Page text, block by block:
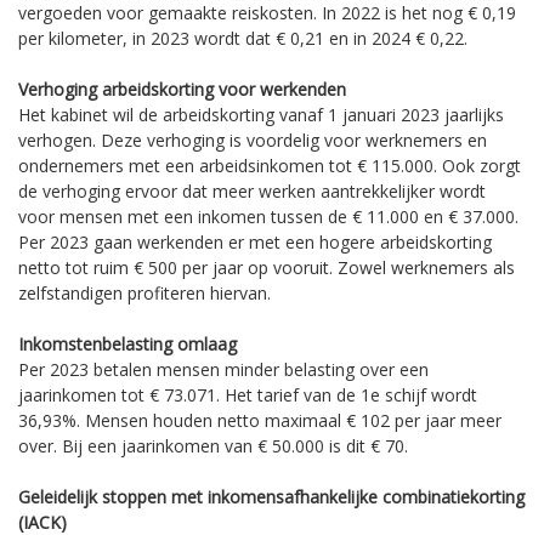
vergoeden voor gemaakte reiskosten. In 2022 is het nog € 0,19
per kilometer, in 2023 wordt dat € 0,21 en in 2024 € 0,22.
Verhoging arbeidskorting voor werkenden
Het kabinet wil de arbeidskorting vanaf 1 januari 2023 jaarlijks
verhogen. Deze verhoging is voordelig voor werknemers en
ondernemers met een arbeidsinkomen tot € 115.000. Ook zorgt
de verhoging ervoor dat meer werken aantrekkelijker wordt
voor mensen met een inkomen tussen de € 11.000 en € 37.000.
Per 2023 gaan werkenden er met een hogere arbeidskorting
netto tot ruim € 500 per jaar op vooruit. Zowel werknemers als
zelfstandigen profiteren hiervan.
Inkomstenbelasting omlaag
Per 2023 betalen mensen minder belasting over een
jaarinkomen tot € 73.071. Het tarief van de 1e schijf wordt
36,93%. Mensen houden netto maximaal € 102 per jaar meer
over. Bij een jaarinkomen van € 50.000 is dit € 70.
Geleidelijk stoppen met inkomensafhankelijke combinatiekorting
(IACK)